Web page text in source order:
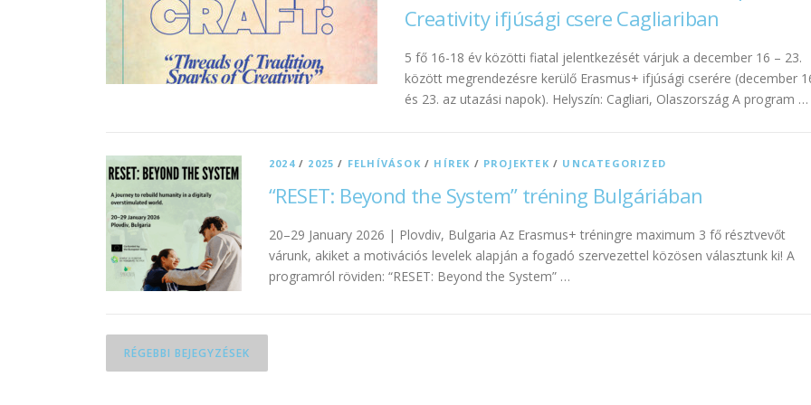
Creativity ifjúsági csere Cagliariban
5 fő 16-18 év közötti fiatal jelentkezését várjuk a december 16 – 23.
között megrendezésre kerülő Erasmus+ ifjúsági cserére (december
és 23. az utazási napok). Helyszín: Cagliari, Olaszország A program …
2024/ 2025 / FELHÍVÁSOK / HÍREK / PROJEKTEK / UNCATEGORIZED
“RESET: Beyond the System” tréning Bulgáriában
20–29 January 2026 | Plovdiv, Bulgaria Az Erasmus+ tréningre maximum 3 fő résztvevőt
várunk, akiket a motivációs levelek alapján a fogadó szervezettel közösen választunk ki! A
programról röviden: “RESET: Beyond the System” …
RÉGEBBI BEJEGYZÉSEK